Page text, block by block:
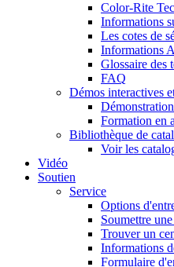
Color-Rite
Informations
Les cotes de
Informations
Glossaire des
FAQ
Démos interactives
Formation en
Bibliothèque de
Voir les
Vidéo
Soutien
Service
Options
Soumettre
Trouver un
Informations
Formulaire